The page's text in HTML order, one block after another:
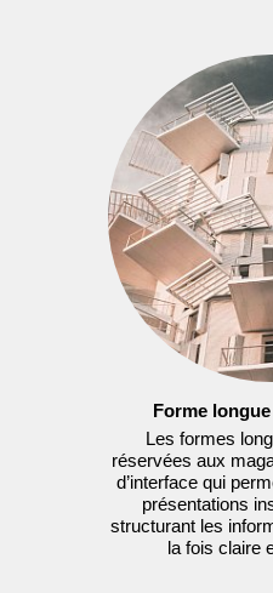
Forme
Les formes
réservées aux
d’interface qui
présentations
structurant les
la fois claire